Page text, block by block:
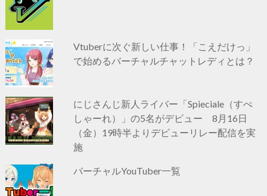
Vtuberに次ぐ新しい仕事！「こえだけっ」
で始めるバーチャルチャットレディとは？
にじさんじ新人ライバー「Spieciale（すぺ
しゃーれ）」の5名がデビュー 8月16日
（金）19時半よりデビューリレー配信を実
施
バーチャルYouTuber一覧